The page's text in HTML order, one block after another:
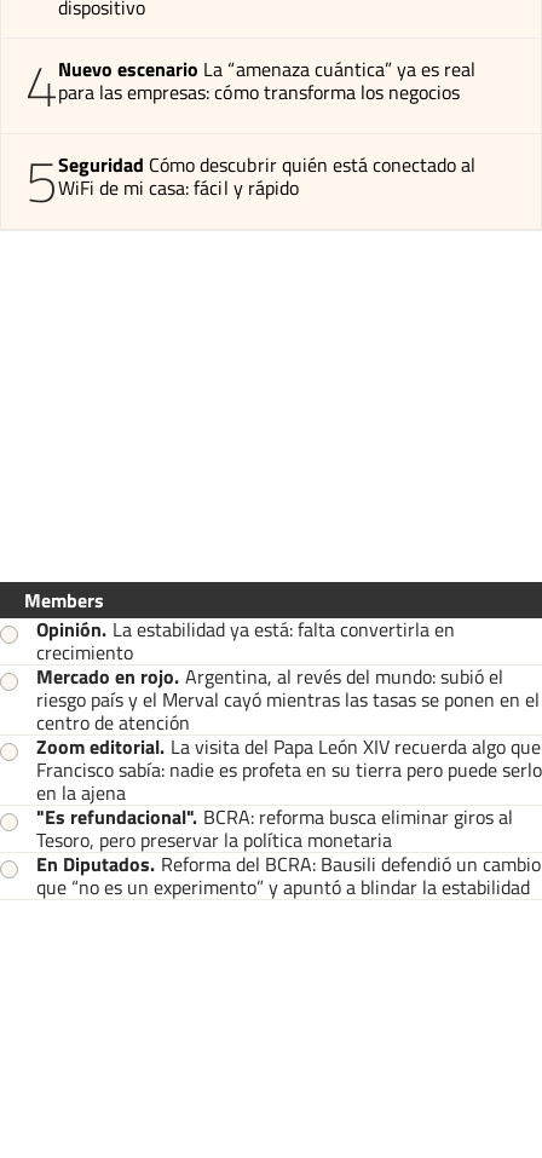
dispositivo
4Nuevo escenario La “amenaza cuántica” ya es real
para las empresas: cómo transforma los negocios
5Seguridad Cómo descubrir quién está conectado al
WiFi de mi casa: fácil y rápido
Members
Opinión. La estabilidad ya está: falta convertirla en
crecimiento
Mercado en rojo. Argentina, al revés del mundo: subió el
riesgo país y el Merval cayó mientras las tasas se ponen en el
centro de atención
Zoom editorial. La visita del Papa León XIV recuerda algo que
Francisco sabía: nadie es profeta en su tierra pero puede serlo
en la ajena
"Es refundacional". BCRA: reforma busca eliminar giros al
Tesoro, pero preservar la política monetaria
En Diputados. Reforma del BCRA: Bausili defendió un cambio
que “no es un experimento” y apuntó a blindar la estabilidad